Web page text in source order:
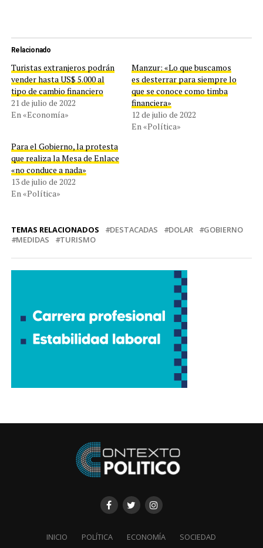
Relacionado
Turistas extranjeros podrán
vender hasta US$ 5.000 al
tipo de cambio financiero
21 de julio de 2022
En «Economía»
Manzur: «Lo que buscamos
es desterrar para siempre lo
que se conoce como timba
financiera»
12 de julio de 2022
En «Política»
Para el Gobierno, la protesta
que realiza la Mesa de Enlace
«no conduce a nada»
13 de julio de 2022
En «Política»
TEMAS RELACIONADOS DESTACADAS DOLAR
GOBIERNO
MEDIDAS
TURISMO
INICIO POLÍTICA ECONOMÍA SOCIEDAD